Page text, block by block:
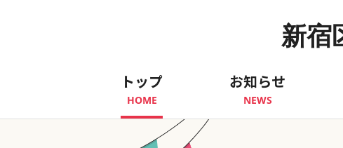
新宿
トップ
HOME
お知らせ
NEWS